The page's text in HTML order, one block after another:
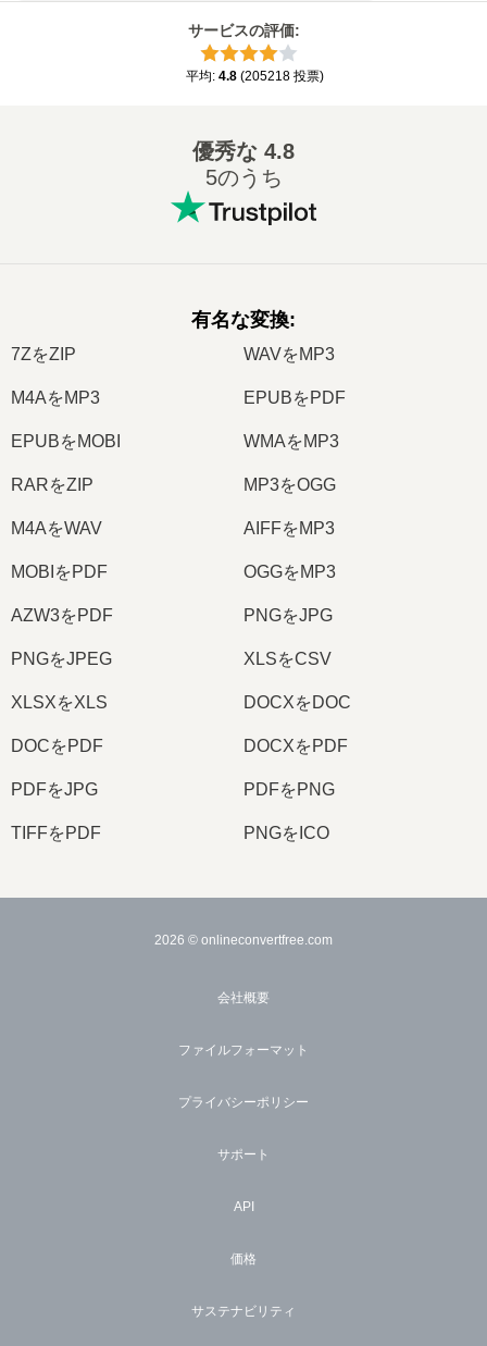
サービスの評価:
平均: 4.8 (205218 投票)
優秀な 4.8
5のうち
有名な変換:
7ZをZIP WAVをMP3
M4AをMP3 EPUBをPDF
EPUBをMOBI WMAをMP3
RARをZIP MP3をOGG
M4AをWAV AIFFをMP3
MOBIをPDF OGGをMP3
AZW3をPDF PNGをJPG
PNGをJPEG XLSをCSV
XLSXをXLS DOCXをDOC
DOCをPDF DOCXをPDF
PDFをJPG PDFをPNG
TIFFをPDF PNGをICO
2026 © onlineconvertfree.com
会社概要
ファイルフォーマット
プライバシーポリシー
サポート
API
価格
サステナビリティ